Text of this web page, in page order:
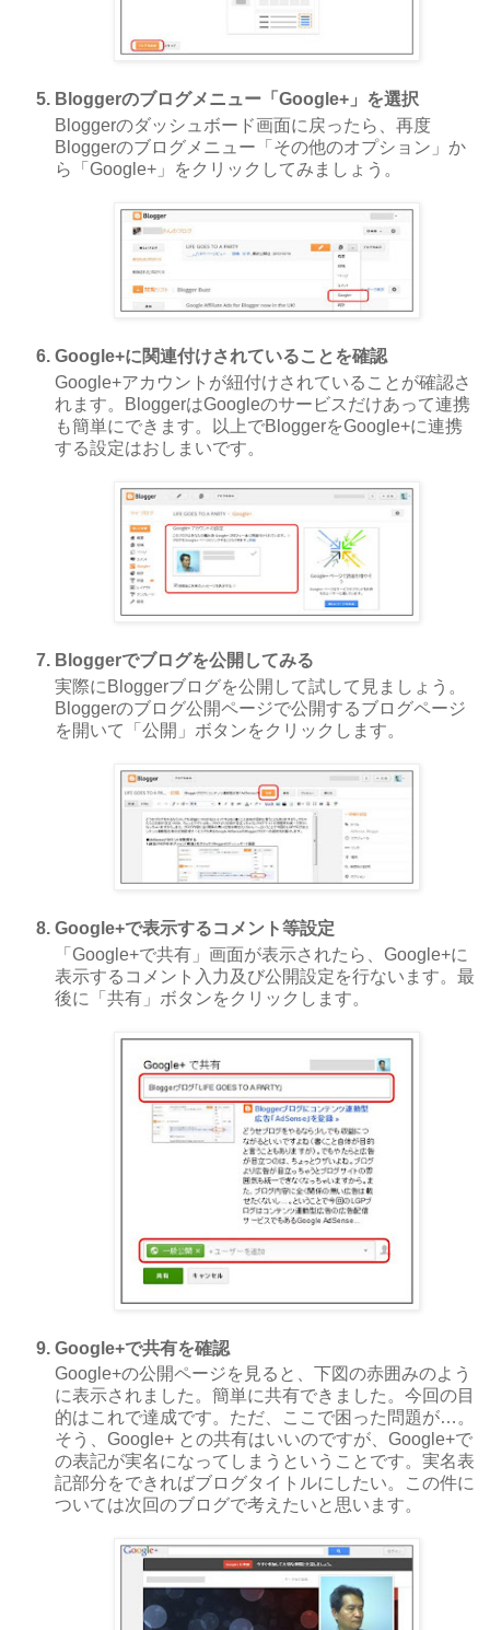
Bloggerのブログメニュー「Google+」を選択
Bloggerのダッシュボード画面に戻ったら、再度
Bloggerのブログメニュー「その他のオプション」か
ら「Google+」をクリックしてみましょう。
Google+に関連付けされていることを確認
Google+アカウントが紐付けされていることが確認さ
れます。BloggerはGoogleのサービスだけあって連携
も簡単にできます。以上でBloggerをGoogle+に連携
する設定はおしまいです。
Bloggerでブログを公開してみる
実際にBloggerブログを公開して試して見ましょう。
Bloggerのブログ公開ページで公開するブログページ
を開いて「公開」ボタンをクリックします。
Google+で表示するコメント等設定
「Google+で共有」画面が表示されたら、Google+に
表示するコメント入力及び公開設定を行ないます。最
後に「共有」ボタンをクリックします。
Google+で共有を確認
Google+の公開ページを見ると、下図の赤囲みのよう
に表示されました。簡単に共有できました。今回の目
的はこれで達成です。ただ、ここで困った問題が…。
そう、Google+ との共有はいいのですが、Google+で
の表記が実名になってしまうということです。実名表
記部分をできればブログタイトルにしたい。この件に
ついては次回のブログで考えたいと思います。